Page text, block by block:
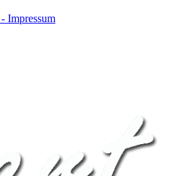
Impressum